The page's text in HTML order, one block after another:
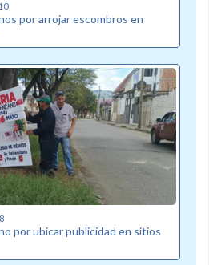
por arrojar escombros en
por ubicar publicidad en sitios